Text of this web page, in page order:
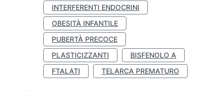
INTERFERENTI ENDOCRINI
OBESITÀ INFANTILE
PUBERTÀ PRECOCE
PLASTICIZZANTI
BISFENOLO A
FTALATI
TELARCA PREMATURO